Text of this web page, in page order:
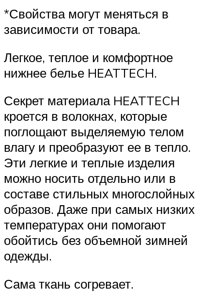
*Свойства могут меняться в
зависимости от товара.
Легкое, теплое и комфортное
нижнее белье HEATTECH.
Секрет материала HEATTECH
кроется в волокнах, которые
поглощают выделяемую телом
влагу и преобразуют ее в тепло.
Эти легкие и теплые изделия
можно носить отдельно или в
составе стильных многослойных
образов. Даже при самых низких
температурах они помогают
обойтись без объемной зимней
одежды.
Сама ткань согревает.